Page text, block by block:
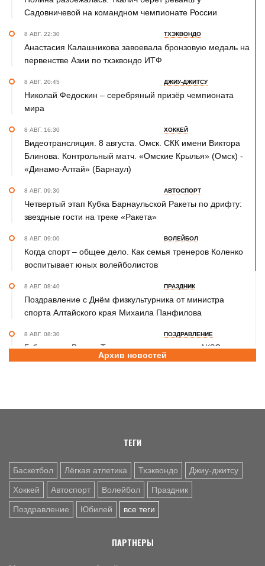
Садовничевой на командном чемпионате России
8 АВГ. 22:30 ТХЭКВОНДО
Анастасия Калашникова завоевала бронзовую медаль на
первенстве Азии по тхэквондо ИТФ
8 АВГ. 20:45 ДЖИУ-ДЖИТСУ
Николай Федоскин – серебряный призёр чемпионата
мира
8 АВГ. 16:30 ХОККЕЙ
Видеотрансляция. 8 августа. Омск. СКК имени Виктора
Блинова. Контрольный матч. «Омские Крылья» (Омск) -
«Динамо-Алтай» (Барнаул)
8 АВГ. 09:30 АВТОСПОРТ
Четвертый этап Кубка Барнаульской Ракеты по дрифту:
звездные гости на треке «Ракета»
8 АВГ. 09:00 ВОЛЕЙБОЛ
Когда спорт – общее дело. Как семья тренеров Коленко
воспитывает юных волейболистов
8 АВГ. 08:40 ПРАЗДНИК
Поздравление с Днём физкультурника от министра
спорта Алтайского края Михаила Панфилова
8 АВГ. 08:30 ПОЗДРАВЛЕНИЕ
Губернатор Виктор Томенко и председатель АКЗС
Александр Романенко поздравили жителей Алтайского
Поздравление с Днем физкультурника от министра
Архив новостей
ТЕГИ
Баскетбол Лёгкая атлетика Тхэквондо Джиу-джитсу
Хоккей Автоспорт Волейбол Праздник
Поздравление Юбилей все теги
ПАРТНЕРЫ